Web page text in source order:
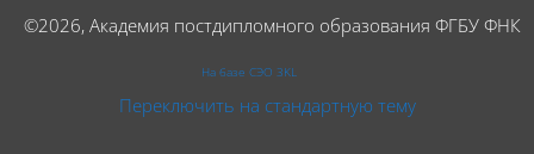
©2026, Академия постдипломного образования ФГБУ
На базе СЭО 3KL
Переключить на стандартную тему